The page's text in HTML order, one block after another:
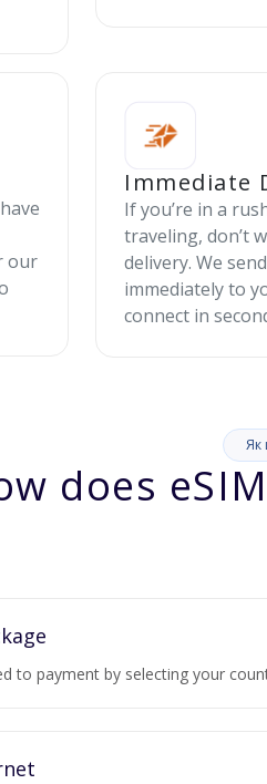
our
Immediate
If you’re in a
traveling, don’t
delivery. We
immediately to
connect in
Як
does
to payment by selecting your